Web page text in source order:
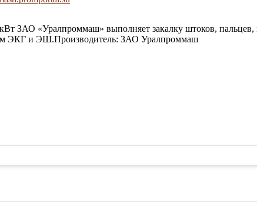
ЗАО «Уралпроммаш» выполняет закалку штоков, пальцев,
ЭКГ и ЭШ.Производитель: ЗАО Уралпроммаш